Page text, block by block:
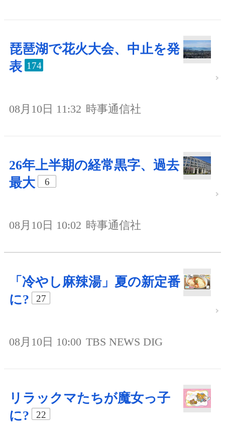
琵琶湖で花火大会、中止を発
表 174
08月10日 11:32 時事通信社
26年上半期の経常黒字、過去
最大
6
08月10日 10:02 時事通信社
「冷やし麻辣湯」夏の新定番
に?
27
08月10日 10:00 TBS NEWS DIG
リラックマたちが魔女っ子
に?
22